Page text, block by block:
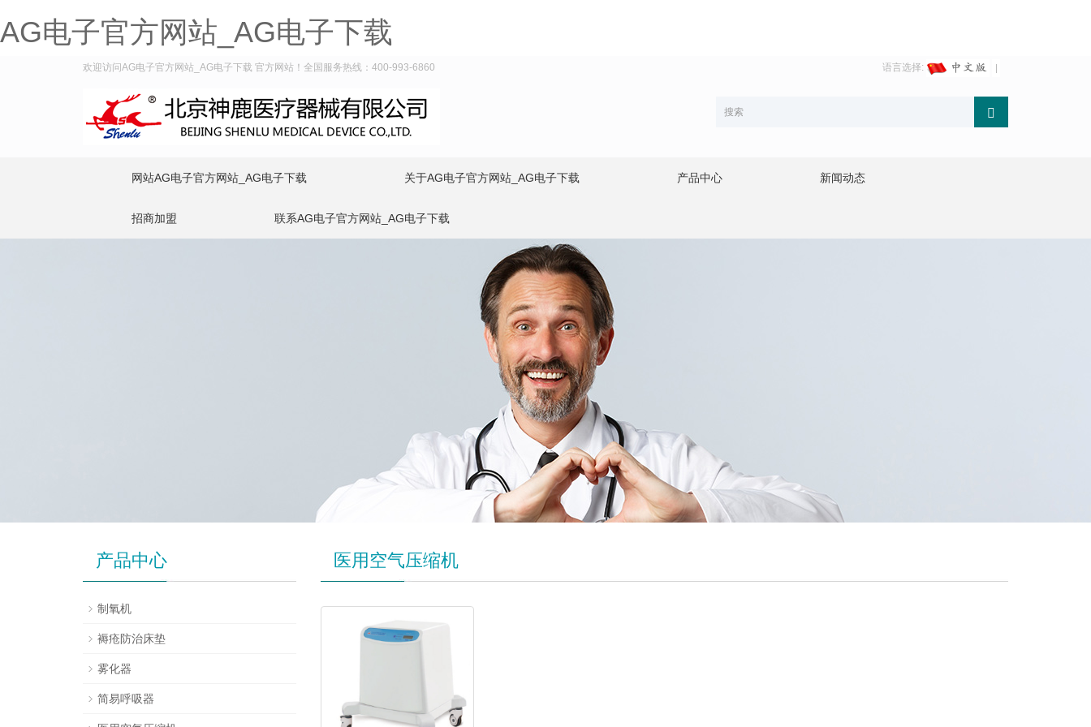
AG电子官方网站_AG电子下载
欢迎访问AG电子官方网站_AG电子下载 官方网站！全国服务热线：400-993-6860 语言选择:
网站AG电子官方网站_AG电子下载 关于AG电子官方网站_AG电子下载 产品中心 新闻动态
招商加盟 联系AG电子官方网站_AG电子下载
医用空气压缩机
产品中心
制氧机
褥疮防治床垫
雾化器
简易呼吸器